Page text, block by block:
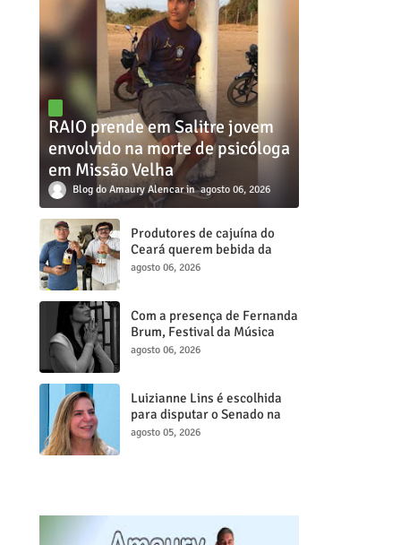
RAIO prende em Salitre jovem
envolvido na morte de psicóloga
em Missão Velha
Blog do Amaury Alencar agosto 06, 2026
Produtores de cajuína do
Ceará querem bebida da
agricultura familiar na
política
agosto 06, 2026
Com a presença de Fernanda
Brum, Festival da Música
Gospel de Juazeiro do Norte
agosto 06, 2026
Luizianne Lins é escolhida
para disputar o Senado na
chapa de Elmano de Freitas
agosto 05, 2026